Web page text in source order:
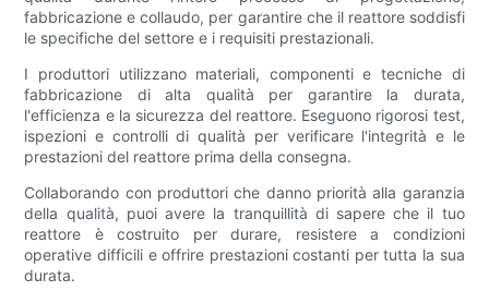
fabbricazione e collaudo, per garantire che il reattore soddisfi
le specifiche del settore e i requisiti prestazionali.
I produttori utilizzano materiali, componenti e tecniche di
fabbricazione di alta qualità per garantire la durata,
l'efficienza e la sicurezza del reattore. Eseguono rigorosi test,
ispezioni e controlli di qualità per verificare l'integrità e le
prestazioni del reattore prima della consegna.
Collaborando con produttori che danno priorità alla garanzia
della qualità, puoi avere la tranquillità di sapere che il tuo
reattore è costruito per durare, resistere a condizioni
operative difficili e offrire prestazioni costanti per tutta la sua
durata.